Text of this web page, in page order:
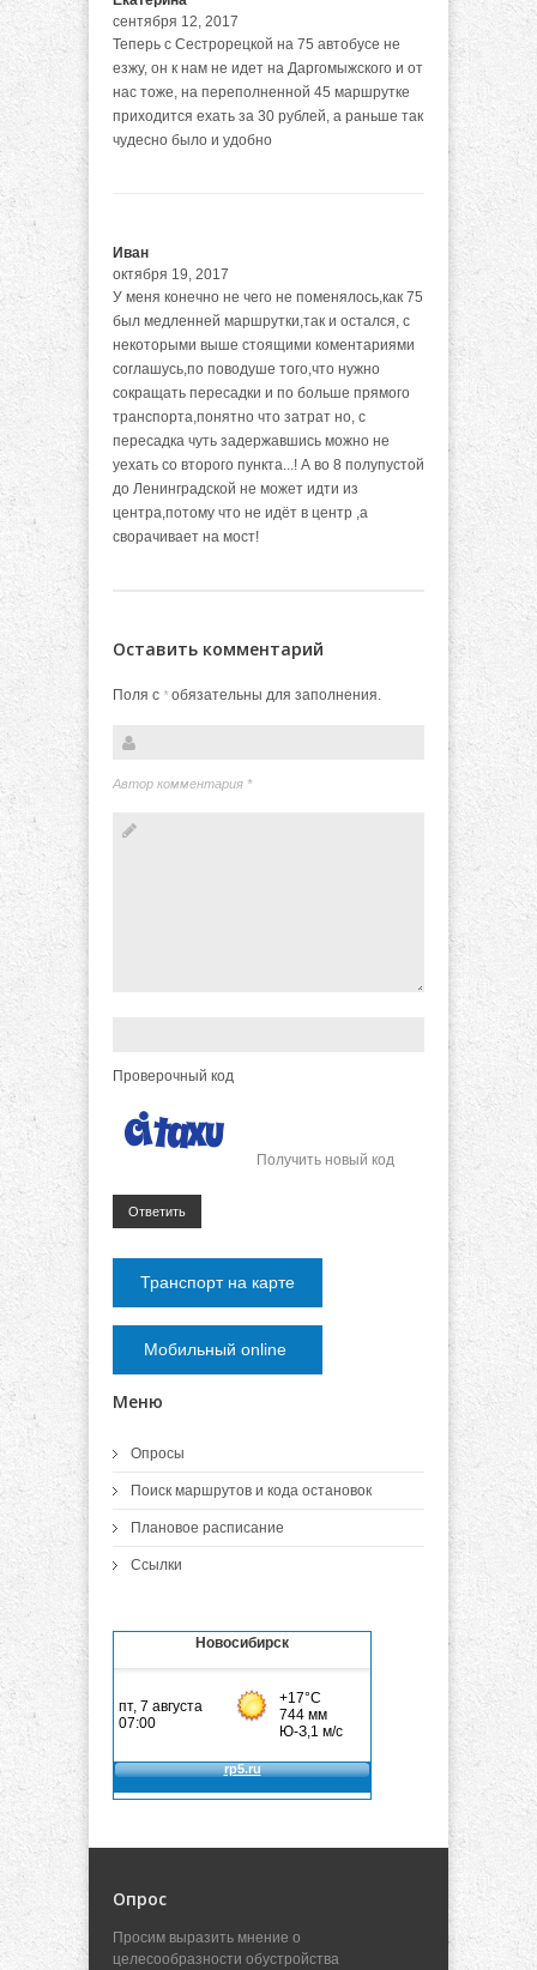
сентября 12, 2017
Теперь с Сестрорецкой на 75 автобусе не
езжу, он к нам не идет на Даргомыжского и от
нас тоже, на переполненной 45 маршрутке
приходится ехать за 30 рублей, а раньше так
чудесно было и удобно
Иван
октября 19, 2017
У меня конечно не чего не поменялось,как 75
был медленней маршрутки,так и остался, с
некоторыми выше стоящими коментариями
соглашусь,по поводуше того,что нужно
сокращать пересадки и по больше прямого
транспорта,понятно что затрат но, с
пересадка чуть задержавшись можно не
уехать со второго пункта...! А во 8 полупустой
до Ленинградской не может идти из
центра,потому что не идёт в центр ,а
сворачивает на мост!
Оставить комментарий
Поля с *обязательны для заполнения.
Автор комментария *
Проверочный код
Получить новый код
Ответить
Транспорт на карте
Мобильный online
Меню
Опросы
Поиск маршрутов и кода остановок
Плановое расписание
Ссылки
Новосибирск
Опрос
Просим выразить мнение о
целесообразности обустройства